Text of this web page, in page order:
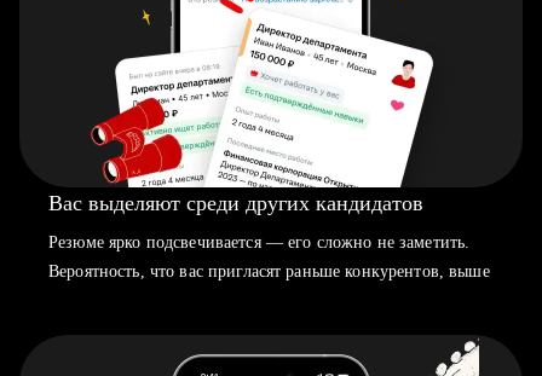
Вас выделяют среди других кандидатов
Резюме ярко подсвечивается — его сложно не заметить.
Вероятность, что вас пригласят раньше конкурентов, выше